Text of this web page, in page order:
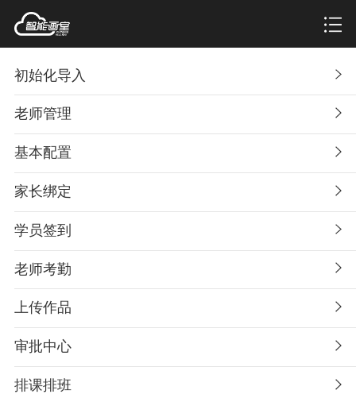
初始化导入
老师管理
基本配置
家长绑定
学员签到
老师考勤
上传作品
审批中心
排课排班